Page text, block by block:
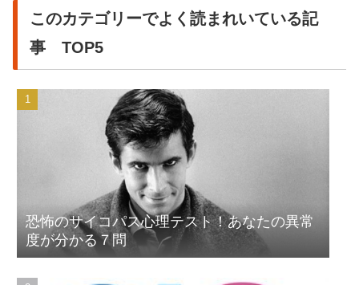
このカテゴリーでよく読まれいている記
事 TOP5
恐怖のサイコパス心理テスト！あなたの異常
度が分かる７問